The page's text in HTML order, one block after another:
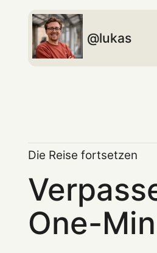
lukas
Die Reise fortsetzen
One-